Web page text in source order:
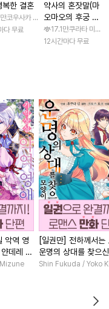
복한 결혼
코우사카 리토 / 아기토기 아쿠미
다 무료
약사의 혼잣말(마
오마오의 후궁 수
수께끼 풀이수첩)
17.1만쿠라타 미노
12시간마다 무료
악역 영
데레 의
도망칠
[일권만] 전하께서는
운명의 상대를 찾으
이네요 (웃음) [단행
Shin Fukuda / Yoko